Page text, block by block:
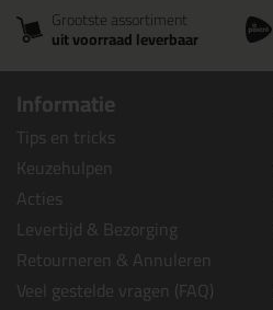
Grootste assortiment
uit voorraad leverbaar
Informatie
Tips en tricks
Keuzehulpen
Acties
Levertijd & Bezorging
Retourneren & Annuleren
Veel gestelde vragen (FAQ)